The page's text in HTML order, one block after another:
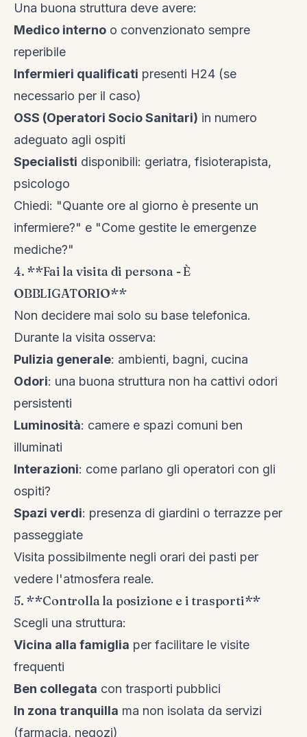
Una buona struttura deve avere:
Medico interno o convenzionato sempre
reperibile
Infermieri qualificati presenti H24 (se
necessario per il caso)
OSS (Operatori Socio Sanitari) in numero
adeguato agli ospiti
Specialisti disponibili: geriatra, fisioterapista,
psicologo
Chiedi: "Quante ore al giorno è presente un
infermiere?" e "Come gestite le emergenze
mediche?"
4. **Fai la visita di persona - È
OBBLIGATORIO**
Non decidere mai solo su base telefonica.
Durante la visita osserva:
Pulizia generale: ambienti, bagni, cucina
Odori: una buona struttura non ha cattivi odori
persistenti
Luminosità: camere e spazi comuni ben
illuminati
Interazioni: come parlano gli operatori con gli
ospiti?
Spazi verdi: presenza di giardini o terrazze per
passeggiate
Visita possibilmente negli orari dei pasti per
vedere l'atmosfera reale.
5. **Controlla la posizione e i trasporti**
Scegli una struttura:
Vicina alla famiglia per facilitare le visite
frequenti
Ben collegata con trasporti pubblici
In zona tranquilla ma non isolata da servizi
(farmacia, negozi)